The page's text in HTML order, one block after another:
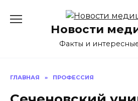
содержаниюНовости
Факты и интересные
ГЛАВНАЯ » ПРОФЕССИЯ